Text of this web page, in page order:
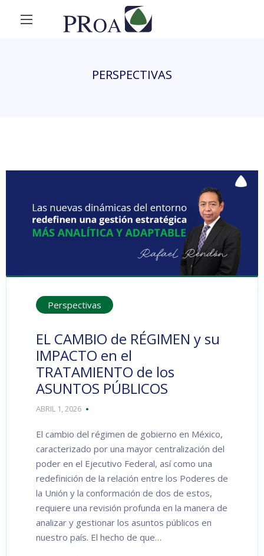
PERSPECTIVAS
Perspectivas
EL CAMBIO de RÉGIMEN y su
IMPACTO en el
TRATAMIENTO de los
ASUNTOS PÚBLICOS
ABRIL 1, 2026
El cambio del régimen de gobierno en México,
caracterizado por una mayor centralización del
poder en el Ejecutivo Federal, así como una
redefinición de la relación entre los Poderes de
la Unión y la conformación de dos de estos,
requiere una revisión profunda en la manera de
analizar y gestionar los asuntos públicos en
nuestro país. El hecho de que…